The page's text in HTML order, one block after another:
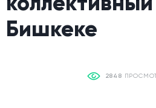
Бишкеке
2848